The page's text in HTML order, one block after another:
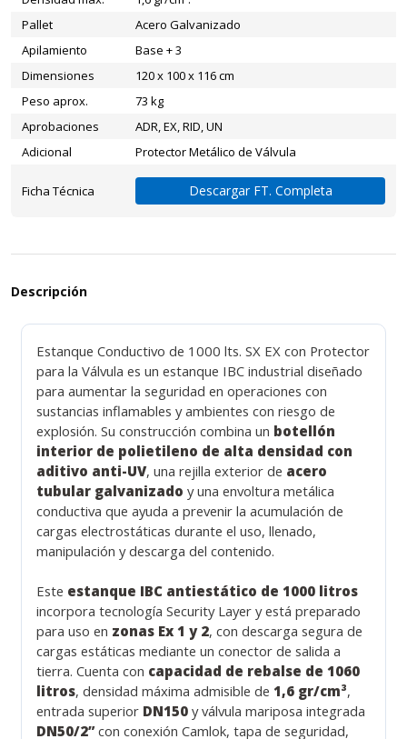
Pallet
Acero Galvanizado
Apilamiento
Base + 3
Dimensiones
120 x 100 x 116 cm
Peso aprox.
73 kg
Aprobaciones
ADR, EX, RID, UN
Adicional
Protector Metálico de Válvula
Ficha Técnica Descargar FT. Completa
Descripción
Estanque Conductivo de 1000 lts. SX EX con Protector
para la Válvula es un estanque IBC industrial diseñado
para aumentar la seguridad en operaciones con
sustancias inflamables y ambientes con riesgo de
explosión. Su construcción combina un botellón
interior de polietileno de alta densidad con
aditivo anti-UV, una rejilla exterior de acero
tubular galvanizado y una envoltura metálica
conductiva que ayuda a prevenir la acumulación de
cargas electrostáticas durante el uso, llenado,
manipulación y descarga del contenido.
Este estanque IBC antiestático de 1000 litros
incorpora tecnología Security Layer y está preparado
para uso en zonas Ex 1 y 2, con descarga segura de
cargas estáticas mediante un conector de salida a
tierra. Cuenta con capacidad de rebalse de 1060
litros, densidad máxima admisible de 1,6 gr/cm³,
entrada superior DN150y válvula mariposa integrada
DN50/2”con conexión Camlok, tapa de seguridad,